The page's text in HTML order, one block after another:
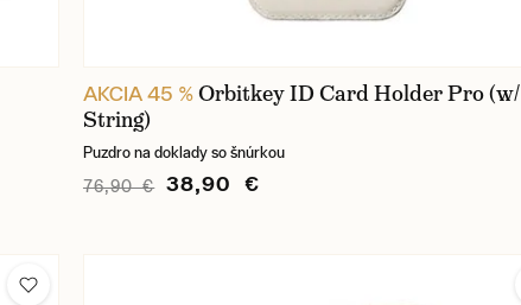
AKCIA 45 %Orbitkey ID Card Holder Pro (w/
String)
Puzdro na doklady so šnúrkou
76,90 € 38,90 €